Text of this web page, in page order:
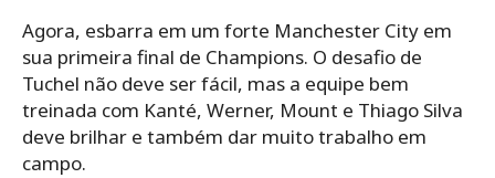
Agora, esbarra em um forte Manchester City em
sua primeira final de Champions. O desafio de
Tuchel não deve ser fácil, mas a equipe bem
treinada com Kanté, Werner, Mount e Thiago Silva
deve brilhar e também dar muito trabalho em
campo.